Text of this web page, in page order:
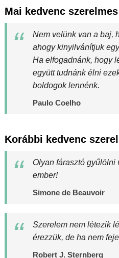
Mai kedvenc
Nem velünk van a baj,
ahogy kinyilvánítjuk
Ha elfogadnánk, hogy
együtt tudnánk élni
boldogok lennénk.
Paulo Coelho
Korábbi kedvenc
Olyan fárasztó gyűlölni
ember!
Simone de Beauvoir
Szerelem nem létezik
érezzük, de ha nem
Robert J. Sternberg